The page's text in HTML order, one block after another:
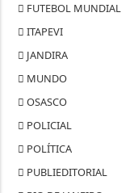
FUTEBOL MUNDIAL
ITAPEVI
JANDIRA
MUNDO
OSASCO
POLICIAL
POLÍTICA
PUBLIEDITORIAL